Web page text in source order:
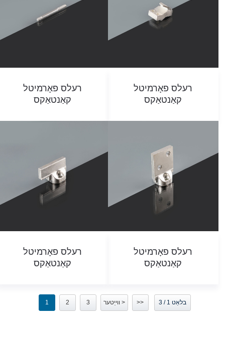
רעלס פאָרמיטל
קאַנטאַקס
רעלס פאָרמיטל
קאַנטאַקס
רעלס פאָרמיטל
קאַנטאַקס
רעלס פאָרמיטל
קאַנטאַקס
1 2 3 ווייַטער > >> בלאַט 1 / 3